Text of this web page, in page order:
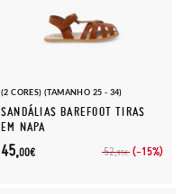
(2 CORES) (TAMANHO 25 - 34)
SANDÁLIAS BAREFOOT TIRAS
EM NAPA
52,95€ (-15%)
45,00€